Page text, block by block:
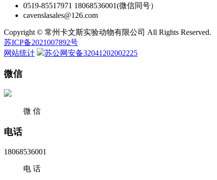
0519-85517971 18068536001(微信同号）
cavenslasales@126.com
Copyright © 常州卡文斯实验动物有限公司 All Rights Reserved.
苏ICP备2021007892号
网站统计
苏公网安备32041202002225
微信
微 信
电话
18068536001
电 话